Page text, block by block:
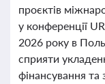
проєктів
у конференції
2026 року в
сприяти
фінансування та